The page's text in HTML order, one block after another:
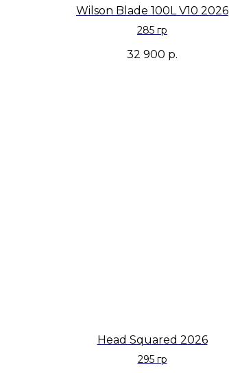
Wilson Blade 100L V10 2026
285 гр
32 900 р.
Head Squared 2026
295 гр